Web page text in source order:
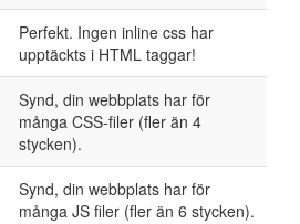
Perfekt. Ingen inline css har
upptäckts i HTML taggar!
Synd, din webbplats har för
många CSS-filer (fler än 4
stycken).
Synd, din webbplats har för
många JS filer (fler än 6 stycken).